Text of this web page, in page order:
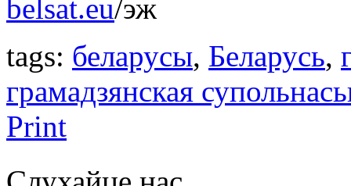
belsat.eu/эж
tags: беларусы, Беларусь,
грамадзянская
Print